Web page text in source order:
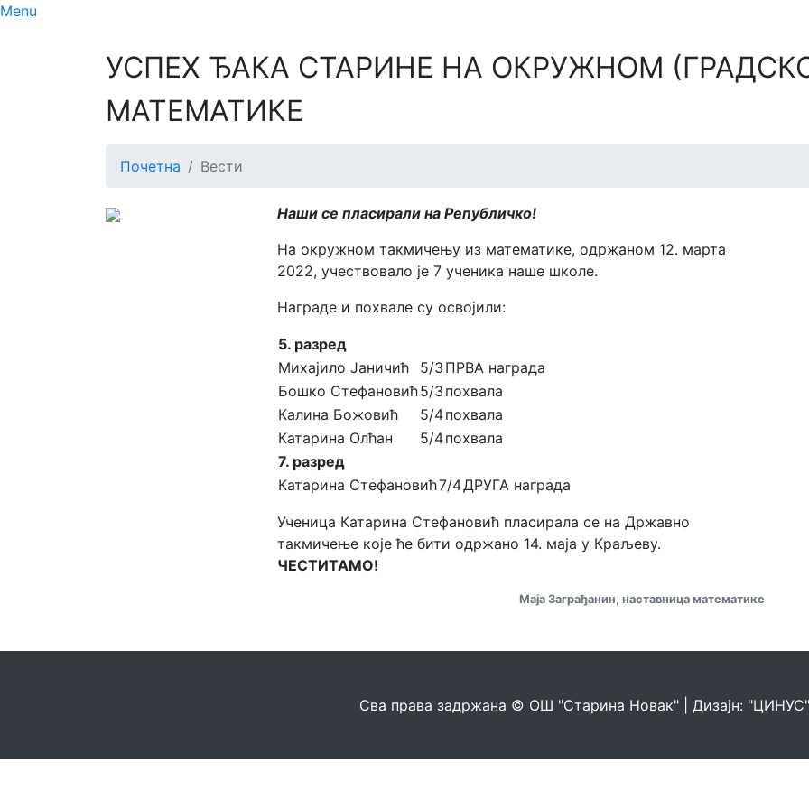
Menu
УСПЕХ ЂАКА СТАРИНЕ НА ОКРУЖНОМ
МАТЕМАТИКЕ
Почетна Вести
Наши се пласирали на Републичко!
На окружном такмичењу из математике, одржаном 12. марта
2022, учествовало је 7 ученика наше школе.
Награде и похвале су освојили:
5. разред
Михајило Јаничић
5/3 ПРВА награда
Бошко Стефановић5/3 похвала
Калина Божовић
5/4похвала
Катарина Олћан
5/4похвала
7. разред
Катарина Стефановић7/4ДРУГА награда
Ученица Катарина Стефановић пласирала се на Државно
такмичење које ће бити одржано 14. маја у Краљеву.
ЧЕСТИТАМО!
Маја Заграђанин, наставница математике
Сва права задржана © ОШ "Старина Новак" | Дизајн: